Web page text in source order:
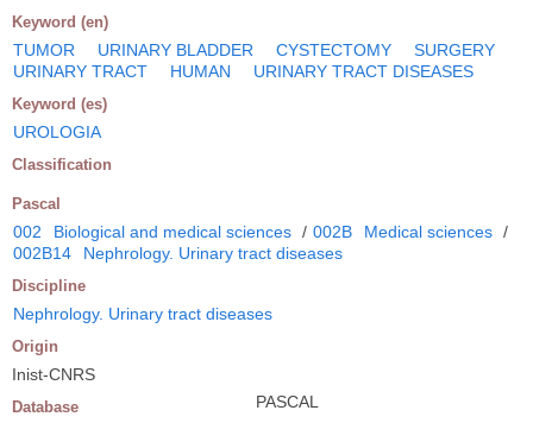
Keyword (en)
TUMOR URINARY BLADDER CYSTECTOMY
SURGERY
URINARY TRACT
HUMAN URINARY TRACT DISEASES
Keyword (es)
UROLOGIA
Classification
Pascal
002 Biological and medical sciences / 002B Medical sciences /
002B14
Nephrology. Urinary tract diseases
Discipline
Nephrology. Urinary tract diseases
Origin
Inist-CNRS
Database PASCAL